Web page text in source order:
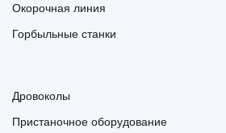
Окорочная линия
Горбыльные станки
Дровоколы
Пристаночное оборудование